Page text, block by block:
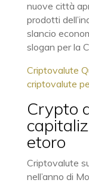
nuove città
prodotti
slancio
slogan per la
Criptovalute
criptovalute
Crypto
etoro
Criptovalute
nell’anno di